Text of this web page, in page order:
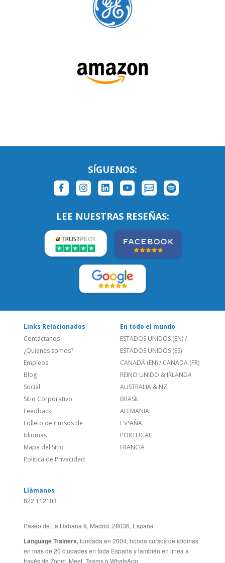
SÍGUENOS:
LEE NUESTRAS RESEÑAS:
Links Relacionados
Contáctanos
¿Quienes somos?
Empleos
Blog
Social
Sitio Corporativo
Feedback
Folleto de Cursos de
Idiomas
Mapa del Sitio
En todo el mundo
ESTADOS UNIDOS (EN)
ESTADOS UNIDOS (ES)
CANADÁ (EN)/CANADA (FR)
REINO UNIDO & IRLANDA
AUSTRALIA & NZ
BRASIL
ALEMANIA
ESPAÑA
PORTUGAL
Llámanos
Paseo de La Habana 9, Madrid, 28036, España.
Language Trainers,fundada en 2004, brinda cursos de idiomas